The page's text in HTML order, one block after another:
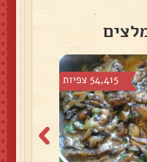
54,415 צפיות